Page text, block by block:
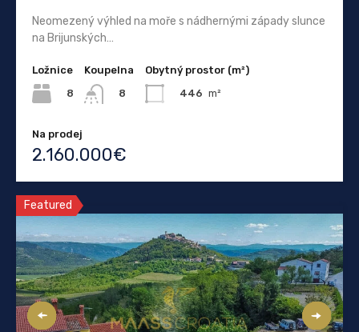
Neomezený výhled na moře s nádhernými západy slunce
na Brijunských…
Ložnice
8
Koupelna
8
Obytný prostor (m²)
446 m²
Na prodej
2.160.000€
Featured